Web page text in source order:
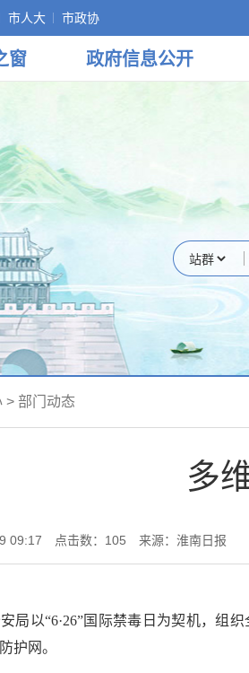
市人大 市政协
窗 政府信息公开
> 部门动态
多
09:17 点击数： 105 来源：淮南日报
局以“6·26”国际禁毒日为契机，组
护网。